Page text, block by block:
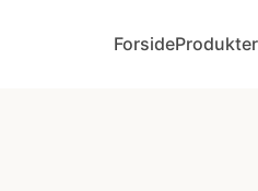
ForsideProdukter